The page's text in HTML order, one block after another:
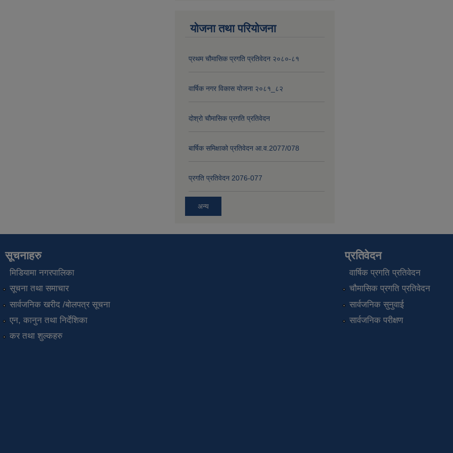
योजना तथा परियोजना
प्रथम चौमासिक प्रगति प्रतिवेदन २०८०-८१
वार्षिक नगर विकास योजना २०८१_८२
दोश्रो चौमासिक प्रगति प्रतिवेदन
बार्षिक समिक्षाको प्रतिवेदन आ.व.2077/078
प्रगति प्रतिवेदन 2076-077
अन्य
सूचनाहरु
मिडियामा नगरपालिका
सूचना तथा समाचार
सार्वजनिक खरीद /बोलपत्र सूचना
एन, कानुन तथा निर्देशिका
कर तथा शुल्कहरु
प्रतिवेदन
वार्षिक प्रगति प्रतिवेदन
चौमासिक प्रगति प्रतिवेदन
सार्वजनिक सुनुवाई
सार्वजनिक परीक्षण